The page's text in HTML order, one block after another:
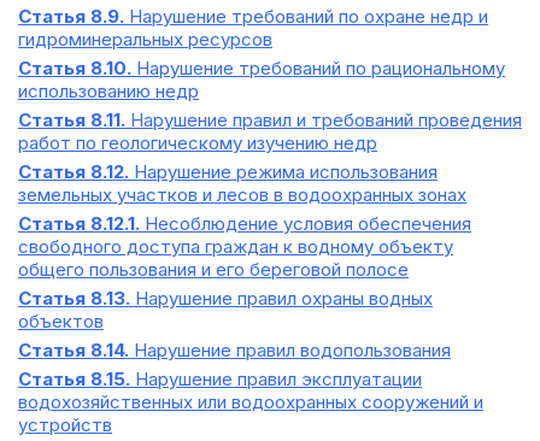
Статья 8.9. Нарушение требований по охране недр и
гидроминеральных ресурсов
Статья 8.10. Нарушение требований по рациональному
использованию недр
Статья 8.11. Нарушение правил и требований проведения
работ по геологическому изучению недр
Статья 8.12. Нарушение режима использования
земельных участков и лесов в водоохранных зонах
Статья 8.12.1. Несоблюдение условия обеспечения
свободного доступа граждан к водному объекту
общего пользования и его береговой полосе
Статья 8.13. Нарушение правил охраны водных
объектов
Статья 8.14. Нарушение правил водопользования
Статья 8.15. Нарушение правил эксплуатации
водохозяйственных или водоохранных сооружений и
устройств